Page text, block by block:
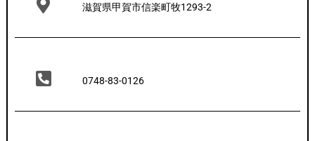
滋賀県甲賀市信楽町牧1293-2
0748-83-0126